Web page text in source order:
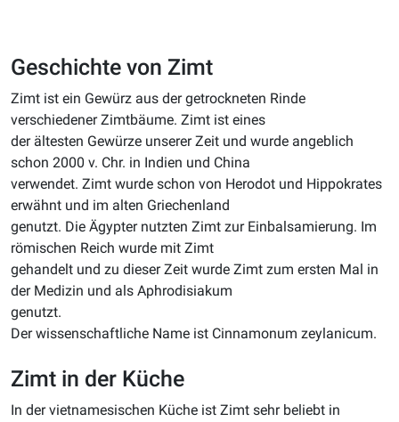
Geschichte von Zimt
Zimt ist ein Gewürz aus der getrockneten Rinde
verschiedener Zimtbäume. Zimt ist eines
der ältesten Gewürze unserer Zeit und wurde angeblich
schon 2000 v. Chr. in Indien und China
verwendet. Zimt wurde schon von Herodot und Hippokrates
erwähnt und im alten Griechenland
genutzt. Die Ägypter nutzten Zimt zur Einbalsamierung. Im
römischen Reich wurde mit Zimt
gehandelt und zu dieser Zeit wurde Zimt zum ersten Mal in
der Medizin und als Aphrodisiakum
genutzt.
Der wissenschaftliche Name ist Cinnamonum zeylanicum.
Zimt in der Küche
In der vietnamesischen Küche ist Zimt sehr beliebt in